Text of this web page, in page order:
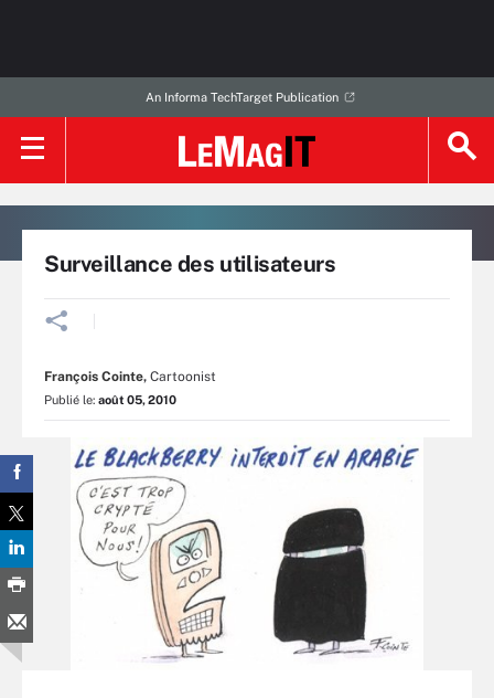
An Informa TechTarget Publication
Surveillance des utilisateurs
François Cointe, Cartoonist
Publié le: août 05, 2010